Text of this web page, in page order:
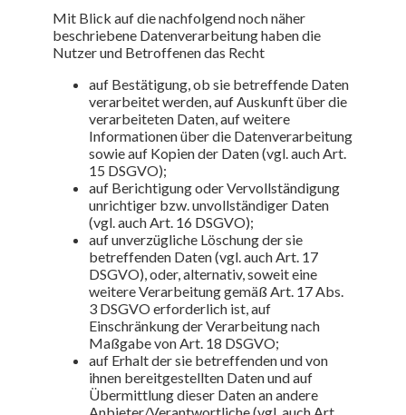
Mit Blick auf die nachfolgend noch näher
beschriebene Datenverarbeitung haben die
Nutzer und Betroffenen das Recht
auf Bestätigung, ob sie betreffende Daten
verarbeitet werden, auf Auskunft über die
verarbeiteten Daten, auf weitere
Informationen über die Datenverarbeitung
sowie auf Kopien der Daten (vgl. auch Art.
15 DSGVO);
auf Berichtigung oder Vervollständigung
unrichtiger bzw. unvollständiger Daten
(vgl. auch Art. 16 DSGVO);
auf unverzügliche Löschung der sie
betreffenden Daten (vgl. auch Art. 17
DSGVO), oder, alternativ, soweit eine
weitere Verarbeitung gemäß Art. 17 Abs.
3 DSGVO erforderlich ist, auf
Einschränkung der Verarbeitung nach
Maßgabe von Art. 18 DSGVO;
auf Erhalt der sie betreffenden und von
ihnen bereitgestellten Daten und auf
Übermittlung dieser Daten an andere
Anbieter/Verantwortliche (vgl. auch Art.